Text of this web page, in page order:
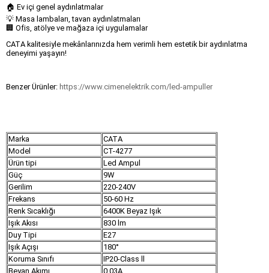
🏠 Ev içi genel aydınlatmalar
💡 Masa lambaları, tavan aydınlatmaları
🏢 Ofis, atölye ve mağaza içi uygulamalar
CATA kalitesiyle mekânlarınızda hem verimli hem estetik bir aydınlatma
deneyimi yaşayın!
Benzer Ürünler: https://www.cimenelektrik.com/led-ampuller
Marka
CATA
Model
CT-4277
Ürün tipi
Led Ampul
Güç
9W
Gerilim
220-240V
Frekans
50-60 Hz
Renk Sıcaklığı
6400K Beyaz Işık
Işık Akısı
830 lm
Duy Tipi
E27
Işık Açışı
180°
Koruma Sınıfı
IP20-Class ll
Beyan Akımı
0.03A